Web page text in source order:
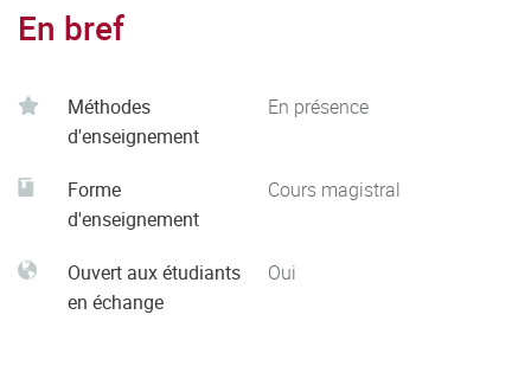
En bref
Méthodes
d'enseignement
En présence
Forme
d'enseignement
Cours magistral
Ouvert aux étudiants
en échange
Oui